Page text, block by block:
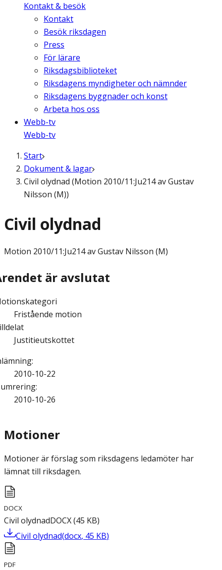
Kontakt & besök
Kontakt
Besök riksdagen
Press
För lärare
Riksdagsbiblioteket
Riksdagens myndigheter och nämnder
Riksdagens byggnader och konst
Arbeta hos oss
Webb-tv
Webb-tv
Start
Dokument & lagar
Civil olydnad (Motion 2010/11:Ju214 av Gustav
Nilsson (M))
Civil olydnad
Motion 2010/11:Ju214 av Gustav Nilsson (M)
är avslutat
Fristående motion
Justitieutskottet
:
2010-10-22
:
2010-10-26
Motioner
Motioner är förslag som riksdagens ledamöter har
lämnat till riksdagen.
DOCX
Civil olydnadDOCX(45 KB)
Civil olydnad(docx, 45 KB)
PDF